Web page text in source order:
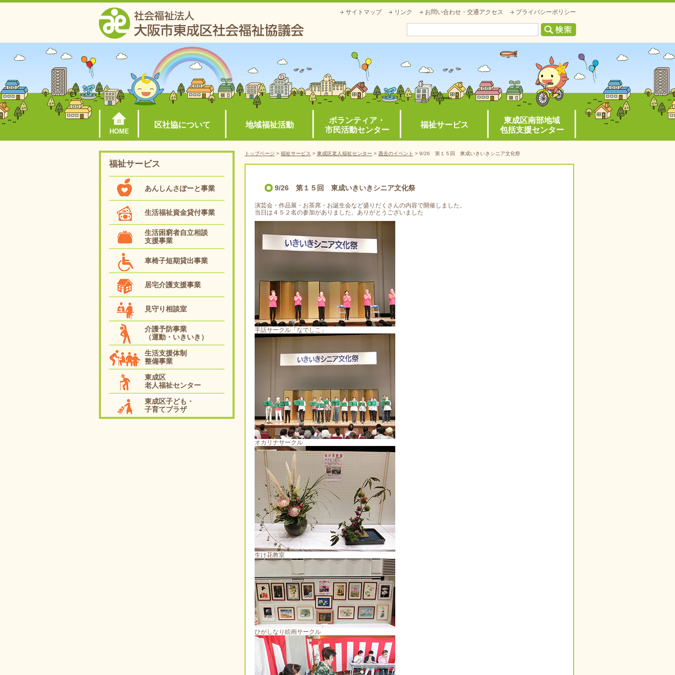
サイトマップ リンク お問い合わせ・交通アクセス プライバシーポリシー
HOME
区社協について 地域福祉活動
ボランティア・
市民活動センター
福祉サービス
東成区南部地域
包括支援センター
福祉サービス
あんしんさぽーと事業
生活福祉資金貸付事業
生活困窮者自立相談
支援事業
車椅子短期貸出事業
居宅介護支援事業
見守り相談室
介護予防事業
（運動・いきいき）
生活支援体制
整備事業
東成区
老人福祉センター
東成区子ども・
子育てプラザ
トップページ > 福祉サービス > 東成区老人福祉センター > 過去のイベント > 9/26 第１５回 東成いきいきシニア文化祭
9/26 第１５回 東成いきいきシニア文化祭
演芸会・作品展・お茶席・お誕生会など盛りだくさんの内容で開催しました。
当日は４５２名の参加がありました。ありがとうございました
手話サークル「なでしこ」
オカリナサークル
生け花教室
ひがしなり絵画サークル